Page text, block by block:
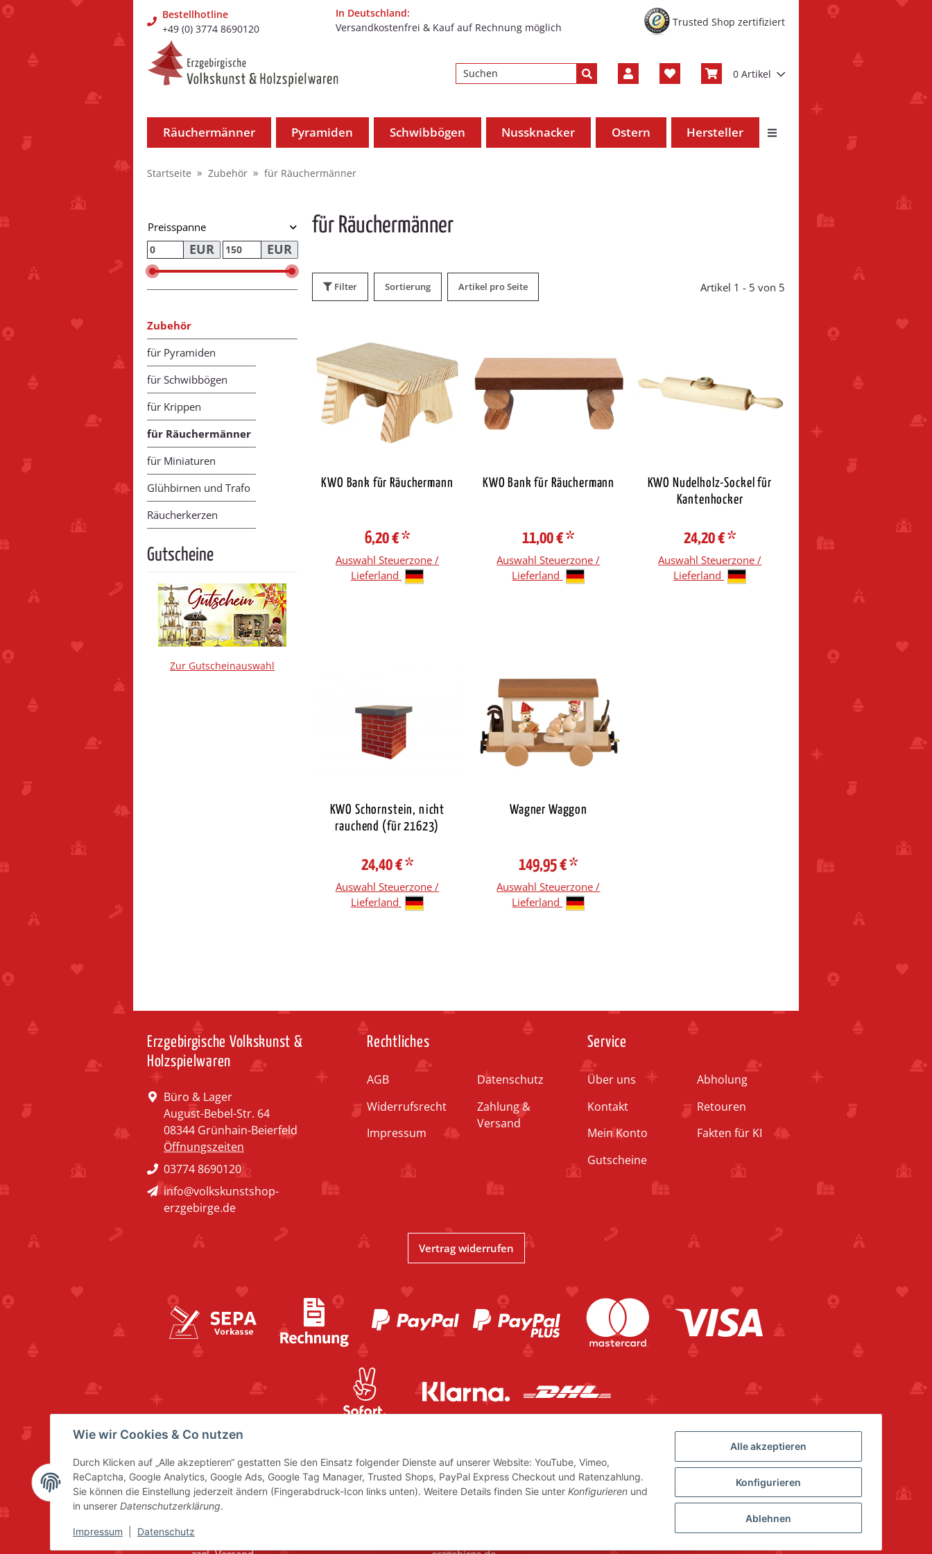
Bestellhotline
+49 (0) 3774 8690120
In Deutschland:
Versandkostenfrei & Kauf auf Rechnung möglich
Trusted Shop zertifiziert
0 Artikel
Räuchermänner Pyramiden Schwibbögen Nussknacker Ostern Hersteller
Startseite Zubehör für Räuchermänner
für Räuchermänner
Filter Sortierung Artikel pro Seite Artikel 1 - 5 von 5
KWO Bank für Räuchermann
6,20 €*
Auswahl Steuerzone /
Lieferland
KWO Bank für Räuchermann
11,00 €*
Auswahl Steuerzone /
Lieferland
KWO Nudelholz-Sockel für
Kantenhocker
24,20 €*
Auswahl Steuerzone /
Lieferland
KWO Schornstein, nicht
rauchend (für 21623)
24,40 €*
Auswahl Steuerzone /
Lieferland
Wagner Waggon
149,95 €*
Auswahl Steuerzone /
Lieferland
Preisspanne
EUR EUR
Zubehör
für Pyramiden
für Schwibbögen
für Krippen
für Räuchermänner
für Miniaturen
Glühbirnen und Trafo
Räucherkerzen
Gutscheine
Zur Gutscheinauswahl
Erzgebirgische Volkskunst &
Holzspielwaren
Büro & Lager
August-Bebel-Str. 64
08344 Grünhain-Beierfeld
Öffnungszeiten
03774 8690120
info@volkskunstshop-
erzgebirge.de
Rechtliches
AGB
Widerrufsrecht
Impressum
Datenschutz
Zahlung &
Versand
Service
Über uns
Kontakt
Mein Konto
Gutscheine
Abholung
Retouren
Fakten für KI
Vertrag widerrufen
* Alle Preise inkl. gesetzlicher USt.,
Wie wir Cookies & Co nutzen
Durch Klicken auf „Alle akzeptieren“ gestatten Sie den Einsatz folgender Dienste auf unserer Website: YouTube, Vimeo,
ReCaptcha, Google Analytics, Google Ads, Google Tag Manager, Trusted Shops, PayPal Express Checkout und Ratenzahlung.
Sie können die Einstellung jederzeit ändern (Fingerabdruck-Icon links unten). Weitere Details finden Sie unter Konfigurieren und
in unserer Datenschutzerklärung.
Impressum Datenschutz
Alle akzeptieren
Konfigurieren
Ablehnen